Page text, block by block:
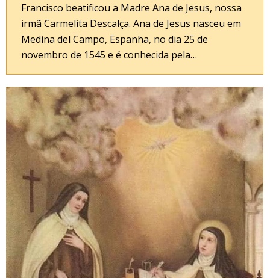
Francisco beatificou a Madre Ana de Jesus, nossa
irmã Carmelita Descalça. Ana de Jesus nasceu em
Medina del Campo, Espanha, no dia 25 de
novembro de 1545 e é conhecida pela…